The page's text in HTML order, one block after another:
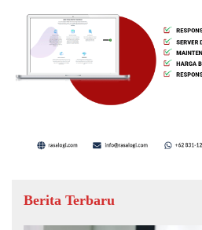
Berita Terbaru